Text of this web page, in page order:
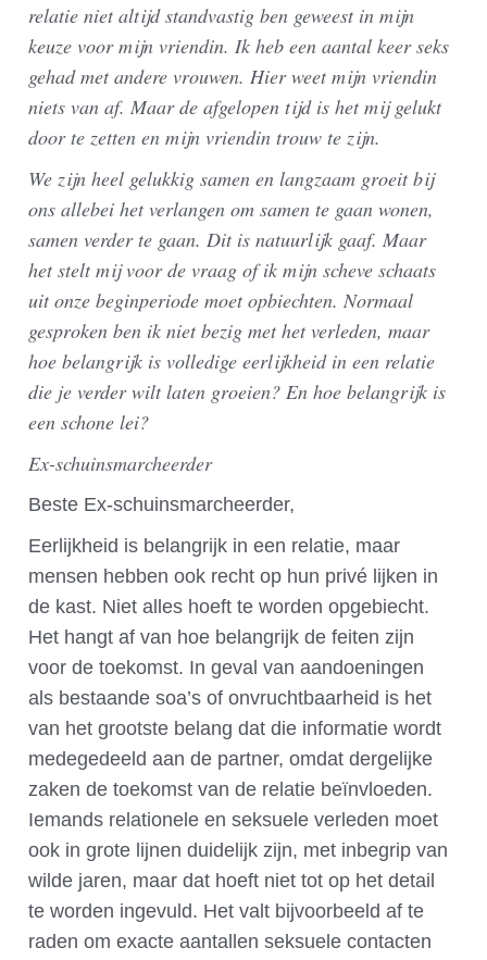
relatie niet altijd standvastig ben geweest in mijn
keuze voor mijn vriendin. Ik heb een aantal keer seks
gehad met andere vrouwen. Hier weet mijn vriendin
niets van af. Maar de afgelopen tijd is het mij gelukt
door te zetten en mijn vriendin trouw te zijn.
We zijn heel gelukkig samen en langzaam groeit bij
ons allebei het verlangen om samen te gaan wonen,
samen verder te gaan. Dit is natuurlijk gaaf. Maar
het stelt mij voor de vraag of ik mijn scheve schaats
uit onze beginperiode moet opbiechten. Normaal
gesproken ben ik niet bezig met het verleden, maar
hoe belangrijk is volledige eerlijkheid in een relatie
die je verder wilt laten groeien? En hoe belangrijk is
een schone lei?
Ex-schuinsmarcheerder
Beste Ex-schuinsmarcheerder,
Eerlijkheid is belangrijk in een relatie, maar
mensen hebben ook recht op hun privé lijken in
de kast. Niet alles hoeft te worden opgebiecht.
Het hangt af van hoe belangrijk de feiten zijn
voor de toekomst. In geval van aandoeningen
als bestaande soa’s of onvruchtbaarheid is het
van het grootste belang dat die informatie wordt
medegedeeld aan de partner, omdat dergelijke
zaken de toekomst van de relatie beïnvloeden.
Iemands relationele en seksuele verleden moet
ook in grote lijnen duidelijk zijn, met inbegrip van
wilde jaren, maar dat hoeft niet tot op het detail
te worden ingevuld. Het valt bijvoorbeeld af te
raden om exacte aantallen seksuele contacten